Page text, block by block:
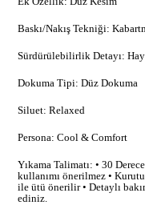
Baskı/Nakış Tekniği:
Sürdürülebilirlik Detayı:
Dokuma Tipi: Düz Dokuma
Siluet: Relaxed
Persona: Cool & Comfort
Yıkama Talimatı: • 30
kullanımı önerilmez •
ile ütü önerilir • Detaylı
ediniz.